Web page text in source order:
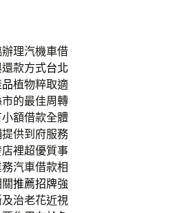
理汽機車借
款方式台北
植物粹取適
的最佳周轉
額借款全體
提供到府服務
裡超優質事
汽車借款相
推薦招牌強
治老花近視